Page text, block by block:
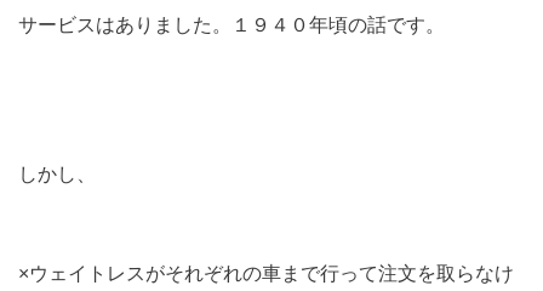
サービスはありました。１９４０年頃の話です。
しかし、
×ウェイトレスがそれぞれの車まで行って注文を取らなけ